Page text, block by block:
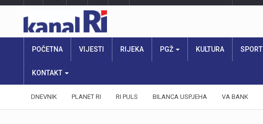
POČETNA VIJESTI RIJEKA PGŽ KULTURA SPORT
KONTAKT
DNEVNIK PLANET RI RI PULS BILANCA USPJEHA VA BANK